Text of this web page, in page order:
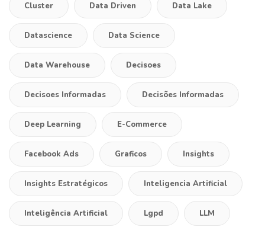
Cluster Data Driven Data Lake
Datascience Data Science
Data Warehouse Decisoes
Decisoes Informadas Decisões Informadas
Deep Learning E-Commerce
Facebook Ads Graficos Insights
Insights Estratégicos Inteligencia Artificial
Inteligência Artificial Lgpd LLM